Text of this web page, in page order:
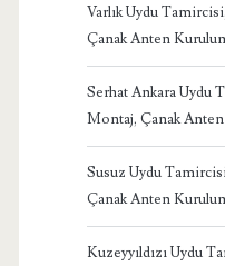
Varlık Uydu
Çanak Anten
Serhat Ankara Uydu
Montaj, Çanak
Susuz Uydu
Çanak Anten
Kuzeyyıldızı Uydu